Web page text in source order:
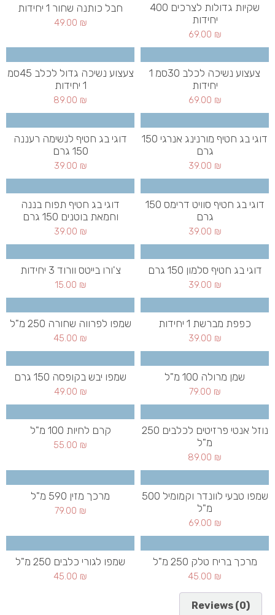
שקיות גדולות לצרכים 400
יחידות
69.00 ₪
חבל כותנה שחור 1 יחידות
49.00 ₪
צעצוע נשיכה לכלב 30סמ 1
יחידות
69.00 ₪
צעצוע נשיכה גדול לכלב 45סמ
1 יחידות
89.00 ₪
דוגי בג חטיף מורנינג אנרגי 150
גרם
39.00 ₪
דוגי בג חטיף לנשימה רעננה
150 גרם
39.00 ₪
דוגי בג חטיף סוויט דרימס 150
גרם
39.00 ₪
דוגי בג חטיף תפוח בננה
וחמאת בוטנים 150 גרם
39.00 ₪
דוגי בג חטיף סלמון 150 גרם
39.00 ₪
צ'ורו בייטס וורוד 3 יחידות
15.00 ₪
כפפת מברשת 1 יחידות
39.00 ₪
שמפו לפרווה שחורה 250 מ"ל
45.00 ₪
שמן מרולה 100 מ"ל
79.00 ₪
שמפו יבש בקופסה 150 גרם
49.00 ₪
נוזל אנטי פרזיטים לכלבים 250
מ"ל
89.00 ₪
קרם לחיות 100 מ"ל
55.00 ₪
שמפו טבעי לוונדר וקמומיל 500
מ"ל
69.00 ₪
מרכך מזין 590 מ"ל
79.00 ₪
מרכך בריח טלק 250 מ"ל
45.00 ₪
שמפו לגורי כלבים 250 מ"ל
45.00 ₪
Reviews (0)